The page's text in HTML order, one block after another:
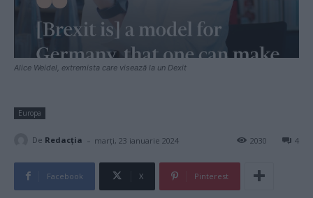
Alice Weidel, extremista care visează la un Dexit
Europa
De Redacţia - marți, 23 ianuarie 2024 4
2030
Facebook X Pinterest